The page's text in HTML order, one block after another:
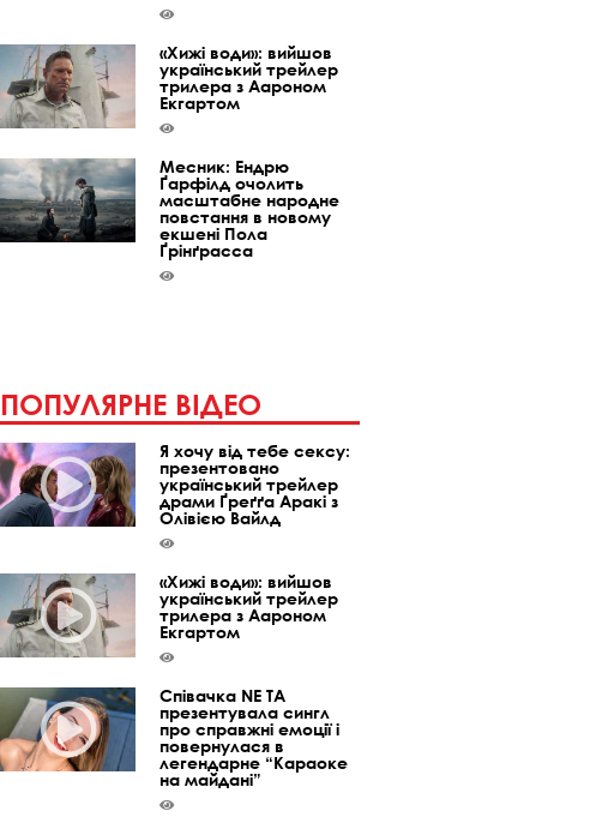
«Хижі води»: вийшов
український трейлер
трилера з Аароном
Екгартом
Месник: Ендрю
Ґарфілд очолить
масштабне народне
повстання в новому
екшені Пола
Ґрінґрасса
ПОПУЛЯРНЕ ВІДЕО
Я хочу від тебе сексу:
презентовано
український трейлер
драми Ґреґґа Аракі з
Олівією Вайлд
«Хижі води»: вийшов
український трейлер
трилера з Аароном
Екгартом
Співачка NE TA
презентувала сингл
про справжні емоції і
повернулася в
легендарне “Караоке
на майдані”